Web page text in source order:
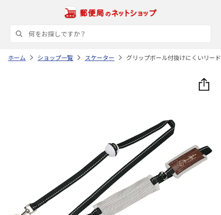
ホーム ショップ一覧 スケーター グリップボール付抜けにくいリー